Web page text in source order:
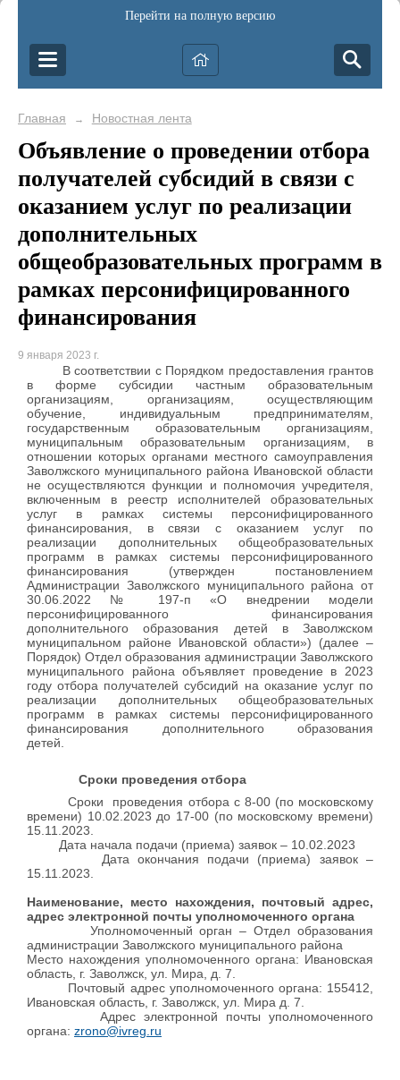
Перейти на полную версию
Главная → Новостная лента
Объявление о проведении отбора
получателей субсидий в связи с
оказанием услуг по реализации
дополнительных
общеобразовательных программ в
рамках персонифицированного
финансирования
9 января 2023 г.
В соответствии с Порядком предоставления грантов
в форме субсидии частным образовательным
организациям, организациям, осуществляющим
обучение, индивидуальным предпринимателям,
государственным образовательным организациям,
муниципальным образовательным организациям, в
отношении которых органами местного самоуправления
Заволжского муниципального района Ивановской области
не осуществляются функции и полномочия учредителя,
включенным в реестр исполнителей образовательных
услуг в рамках системы персонифицированного
финансирования, в связи с оказанием услуг по
реализации дополнительных общеобразовательных
программ в рамках системы персонифицированного
финансирования (утвержден постановлением
Администрации Заволжского муниципального района от
30.06.2022 № 197-п «О внедрении модели
персонифицированного финансирования
дополнительного образования детей в Заволжском
муниципальном районе Ивановской области») (далее –
Порядок) Отдел образования администрации Заволжского
муниципального района объявляет проведение в 2023
году отбора получателей субсидий на оказание услуг по
реализации дополнительных общеобразовательных
программ в рамках системы персонифицированного
финансирования дополнительного образования
детей.
Сроки проведения отбора
Сроки проведения отбора с 8-00 (по московскому
времени) 10.02.2023 до 17-00 (по московскому времени)
15.11.2023.
Дата начала подачи (приема) заявок – 10.02.2023
Дата окончания подачи (приема) заявок –
15.11.2023.
Наименование, место нахождения, почтовый адрес,
адрес электронной почты уполномоченного органа
Уполномоченный орган – Отдел образования
администрации Заволжского муниципального района
Место нахождения уполномоченного органа: Ивановская
область, г. Заволжск, ул. Мира, д. 7.
Почтовый адрес уполномоченного органа: 155412,
Ивановская область, г. Заволжск, ул. Мира д. 7.
Адрес электронной почты уполномоченного
органа: zrono@ivreg.ru